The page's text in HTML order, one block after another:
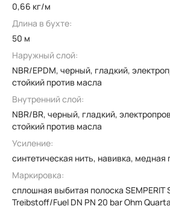
0,66 кг/м
Длина в бухте:
50 м
Наружный слой:
NBR/EPDM, черный, гладкий,
стойкий против масла
Внутренний слой:
NBR/BR, черный, гладкий,
стойкий против масла
Усиление:
синтетическая нить, навивка, медная
Маркировка:
сплошная выбитая полоска SEMPERIT
Treibstoff/Fuel DN PN 20 bar Ohm